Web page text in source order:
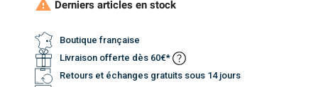
 Derniers articles en stock
Boutique française
Livraison offerte dès 60€*
Retours et échanges gratuits sous 14 jours